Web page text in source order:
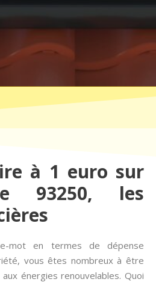
à 1 euro sur
93250, les
mot en termes de dépense
vous êtes nombreux à être
énergies renouvelables. Quoi